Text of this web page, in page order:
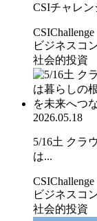
CSIチャレ
CSIChallenge
ビジネスコ
社会的投資
2026.05.18
5/16土 クラ
は...
CSIChallenge
ビジネスコ
社会的投資